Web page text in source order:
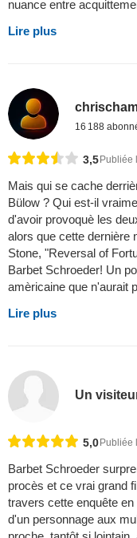
nuance entre
Lire plus
16 188
3,5 Publiée
Mais qui se cache
Bülow ? Qui est-il
d'avoir provoquè les
alors que cette dernière
Stone, "Reversal of
Barbet Schroeder! Un
amèricaine que n'aurait
Lire plus
Un
5,0Publiée
Barbet Schroeder
procès et ce vrai grand
travers cette enquête
d'un personnage aux